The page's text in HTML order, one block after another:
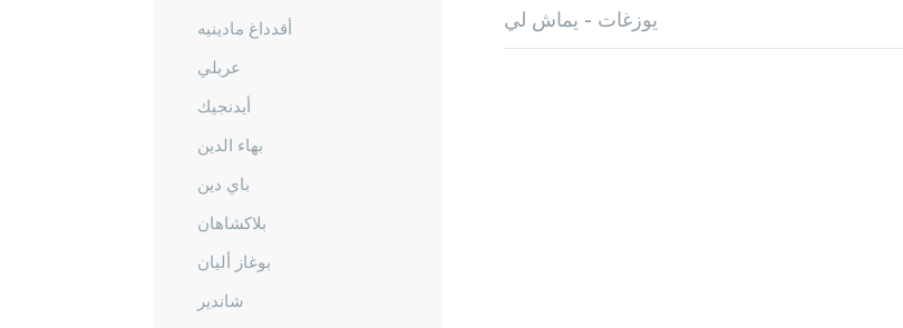
أقدداغ مادينيه
عربلي
أيدنجيك
بهاء الدين
باي دين
بلاكشاهان
بوغاز أليان
شاندير
يوزغات - يماش لي